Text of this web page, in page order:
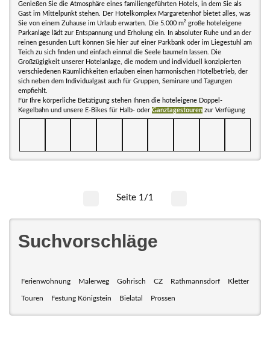
Genießen Sie die Atmosphäre eines familiengeführten Hotels, in dem Sie als
Gast im Mittelpunkt stehen. Der Hotelkomplex Margaretenhof bietet alles, was
Sie von einem Zuhause im Urlaub erwarten. Die 5.000 m² große hoteleigene
Parkanlage lädt zur Entspannung und Erholung ein. In absoluter Ruhe und an der
reinen gesunden Luft können Sie hier auf einer Parkbank oder im Liegestuhl am
Teich zu sich finden und einfach einmal die Seele baumeln lassen. Die
Großzügigkeit unserer Hotelanlage, die modern und individuell konzipierten
verschiedenen Räumlichkeiten erlauben einen harmonischen Hotelbetrieb, der
sich neben dem Individualgast auch für Gruppen, Seminare und Tagungen
empfiehlt.
Für Ihre körperliche Betätigung stehen Ihnen die hoteleigene Doppel-
Kegelbahn und unsere E-Bikes für Halb- oder Ganztagestouren zur Verfügung
Seite 1/1
Suchvorschläge
Ferienwohnung Malerweg Gohrisch CZ Rathmannsdorf Kletter
Touren Festung Königstein Bielatal Prossen